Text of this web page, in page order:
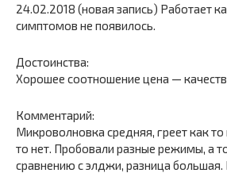
24.02.2018 (новая запись) Работает
симптомов не появилось.
Достоинства:
Хорошее соотношение цена —
Комментарий:
Микроволновка средняя, греет как
то нет. Пробовали разные режимы, а
сравнению с элджи, разница